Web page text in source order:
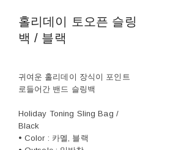
홀리데이 토오픈 슬링
백 / 블랙
귀여운 홀리데이 장식이 포인트
로들어간 밴드 슬링백
Holiday Toning Sling Bag /
Black
• Color : 카멜, 블랙